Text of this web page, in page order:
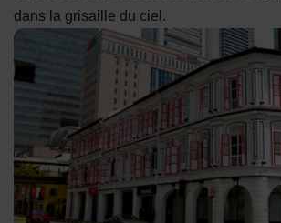
L'architecture de Singapour est aussi
dans la grisaille du ciel.